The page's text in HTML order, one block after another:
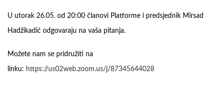
U utorak 26.05. od 20:00 članovi Platforme i predsjednik Mirsad
Hadžikadić odgovaraju na vaša pitanja.
Možete nam se pridružiti na
linku: https://us02web.zoom.us/j/87345644028